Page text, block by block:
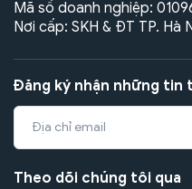
Mã số doanh nghiệp:
Nơi cấp: SKH & ĐT TP. Hà
Đăng ký nhận những
Theo dõi chúng tôi qua